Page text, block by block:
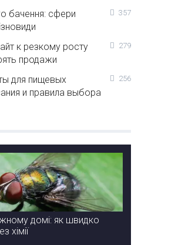
бачення: сфери
357
к резкому росту
продажи
279
для пищевых
и правила выбора
256
домі: як швидко
хімії